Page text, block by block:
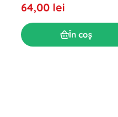
64,00 lei
În coș